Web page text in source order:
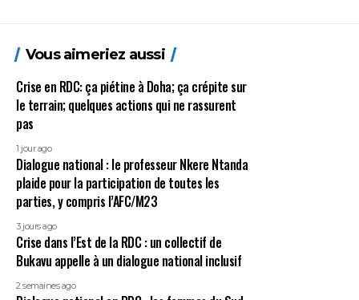
Vous aimeriez aussi
Crise en RDC: ça piétine à Doha; ça crépite sur
le terrain; quelques actions qui ne rassurent
pas
1 jour ago
Dialogue national : le professeur Nkere Ntanda
plaide pour la participation de toutes les
parties, y compris l’AFC/M23
3 jours ago
Crise dans l’Est de la RDC : un collectif de
Bukavu appelle à un dialogue national inclusif
2 semaines ago